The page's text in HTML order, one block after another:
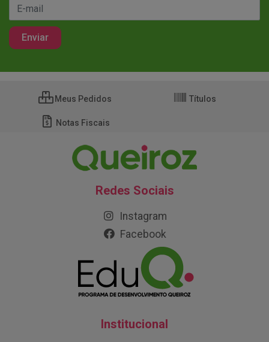
Meus Pedidos Títulos
Notas Fiscais
Redes Sociais
Instagram
Facebook
Institucional